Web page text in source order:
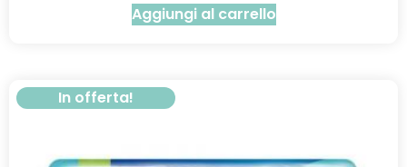
Aggiungi al carrello
In offerta!